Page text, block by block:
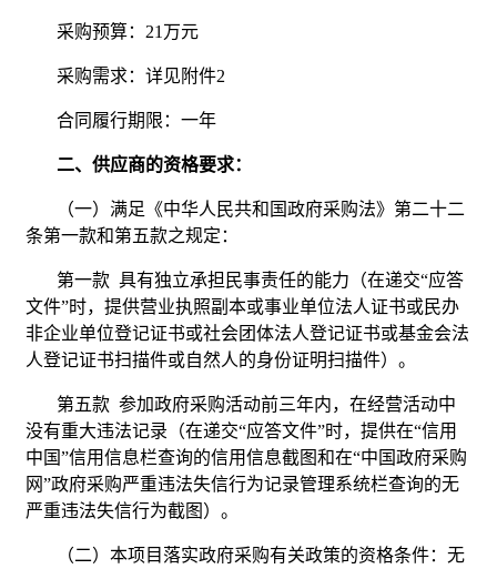
采购预算：21万元
采购需求：详见附件2
合同履行期限：一年
二、供应商的资格要求：
（一）满足《中华人民共和国政府采购法》第二十二
条第一款和第五款之规定：
第一款 具有独立承担民事责任的能力（在递交“应答
文件”时，提供营业执照副本或事业单位法人证书或民办
非企业单位登记证书或社会团体法人登记证书或基金会法
人登记证书扫描件或自然人的身份证明扫描件）。
第五款 参加政府采购活动前三年内，在经营活动中
没有重大违法记录（在递交“应答文件”时，提供在“信用
中国”信用信息栏查询的信用信息截图和在“中国政府采购
网”政府采购严重违法失信行为记录管理系统栏查询的无
严重违法失信行为截图）。
（二）本项目落实政府采购有关政策的资格条件：无